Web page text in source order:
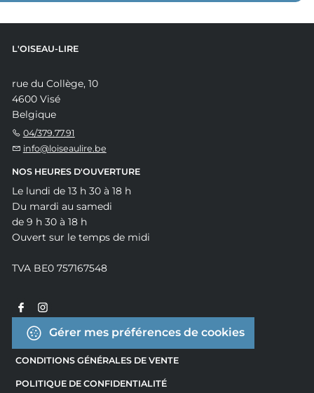
L'OISEAU-LIRE
rue du Collège, 10
4600 Visé
Belgique
04/379.77.91
info@loiseaulire.be
NOS HEURES D'OUVERTURE
Le lundi de 13 h 30 à 18 h
Du mardi au samedi
de 9 h 30 à 18 h
Ouvert sur le temps de midi
TVA BE0 757167548
Gérer mes préférences de cookies
CONDITIONS GÉNÉRALES DE VENTE
POLITIQUE DE CONFIDENTIALITÉ